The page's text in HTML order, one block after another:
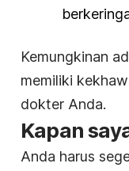
Kemungkinan
memiliki
dokter Anda.
Kapan
Anda harus